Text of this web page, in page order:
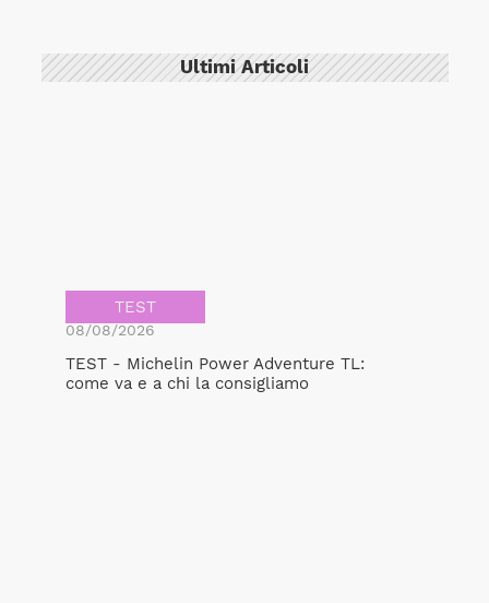
Ultimi Articoli
TEST
08/08/2026
TEST - Michelin Power Adventure TL:
come va e a chi la consigliamo